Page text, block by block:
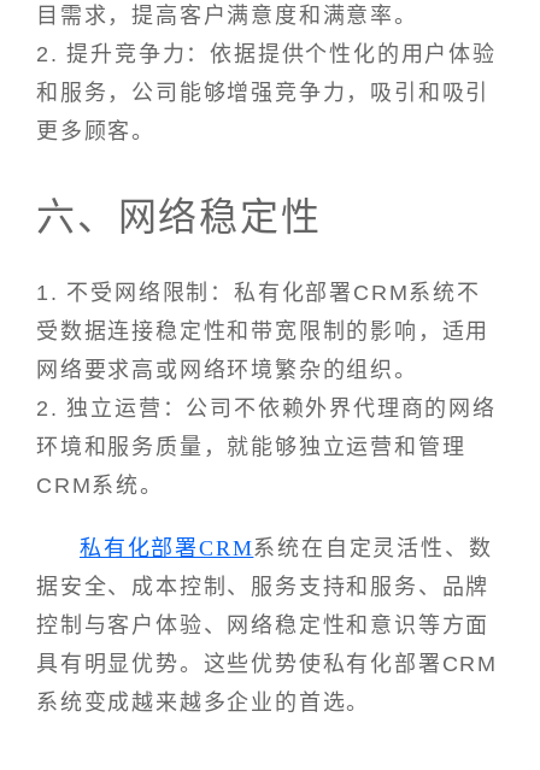
目需求，提高客户满意度和满意率。
2. 提升竞争力：依据提供个性化的用户体验
和服务，公司能够增强竞争力，吸引和吸引
更多顾客。
六、网络稳定性
1. 不受网络限制：私有化部署CRM系统不
受数据连接稳定性和带宽限制的影响，适用
网络要求高或网络环境繁杂的组织。
2. 独立运营：公司不依赖外界代理商的网络
环境和服务质量，就能够独立运营和管理
CRM系统。
私有化部署CRM系统在自定灵活性、数
据安全、成本控制、服务支持和服务、品牌
控制与客户体验、网络稳定性和意识等方面
具有明显优势。这些优势使私有化部署CRM
系统变成越来越多企业的首选。